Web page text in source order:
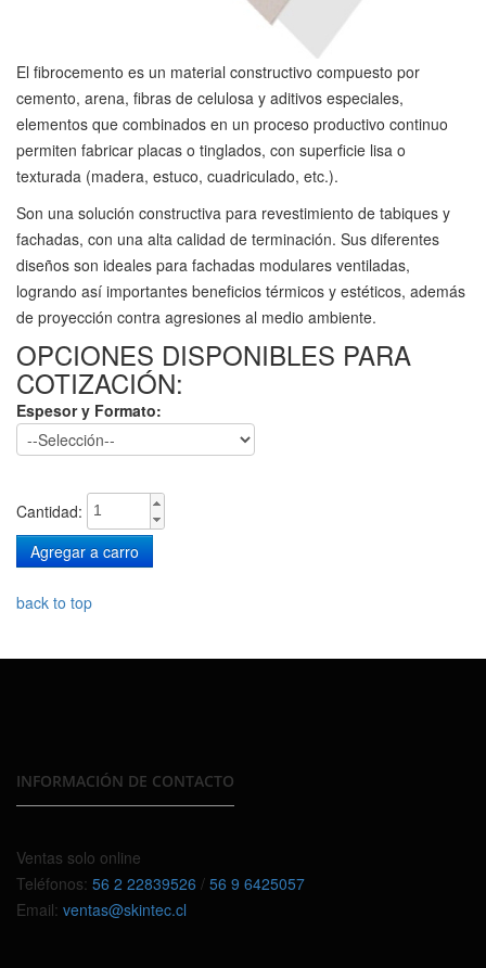
El fibrocemento es un material constructivo compuesto por
cemento, arena, fibras de celulosa y aditivos especiales,
elementos que combinados en un proceso productivo continuo
permiten fabricar placas o tinglados, con superficie lisa o
texturada (madera, estuco, cuadriculado, etc.).
Son una solución constructiva para revestimiento de tabiques y
fachadas, con una alta calidad de terminación. Sus diferentes
diseños son ideales para fachadas modulares ventiladas,
logrando así importantes beneficios térmicos y estéticos, además
de proyección contra agresiones al medio ambiente.
OPCIONES DISPONIBLES PARA
COTIZACIÓN:
Espesor y Formato:
Cantidad:
back to top
INFORMACIÓN DE CONTACTO
Ventas solo online
Teléfonos: 56 2 22839526 / 56 9 6425057
Email: ventas@skintec.cl